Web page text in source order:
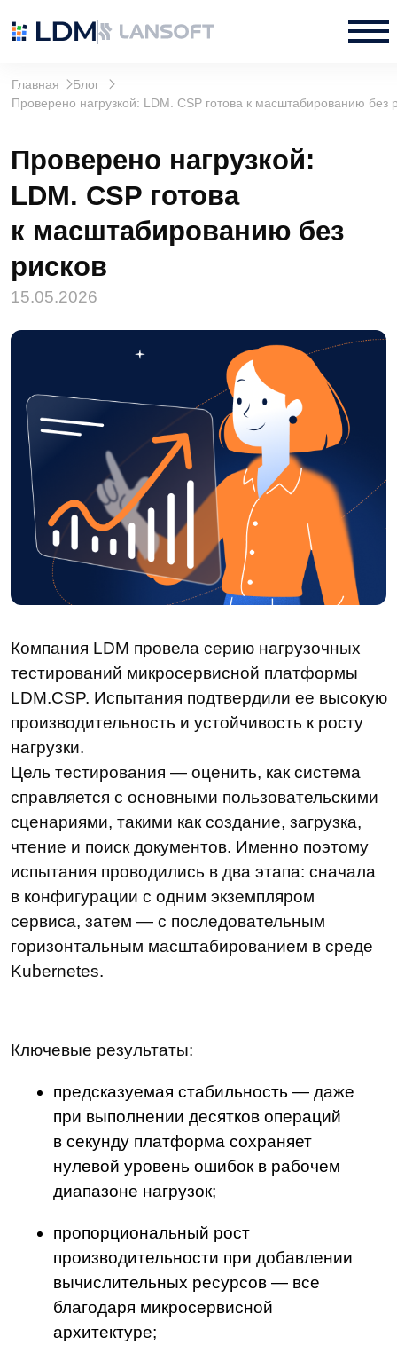
Проверено нагрузкой: LDM. CSP готова к масштабированию без рисков
LDM. CSP готова
к масштабированию без
рисков
Компания LDM провела серию нагрузочных
тестирований микросервисной платформы
LDM.CSP. Испытания подтвердили ее высокую
производительность и устойчивость к росту
Цель тестирования — оценить, как система
справляется с основными пользовательскими
чтение и поиск документов. Именно поэтому
испытания проводились в два этапа: сначала
в конфигурации с одним экземпляром
сервиса, затем — с последовательным
горизонтальным масштабированием в среде
Ключевые результаты:
при выполнении десятков операций
в секунду платформа сохраняет
нулевой уровень ошибок в рабочем
производительности при добавлении
благодаря микросервисной
архитектуре;
бесперебойная работа даже при
промышленной эксплуатации системы —
возможное увеличение времени отклика
на базу данных, а не с ограничениями
самой платформы.
многофункциональную CSP-платформу,
которую можно масштабировать своими